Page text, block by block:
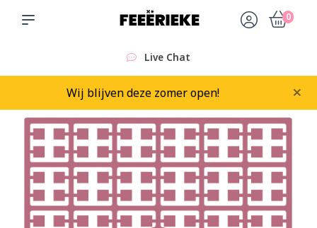
0
Live Chat
Wij blijven deze zomer open! ×